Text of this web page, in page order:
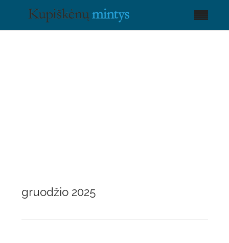
gruodžio 2025